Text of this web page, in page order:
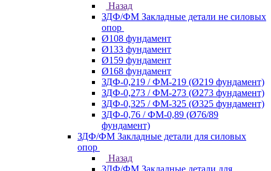
Назад
ЗДФ/ФМ Закладные детали не силовых
опор
Ø108 фундамент
Ø133 фундамент
Ø159 фундамент
Ø168 фундамент
ЗДФ-0,219 / ФМ-219 (Ø219 фундамент)
ЗДФ-0,273 / ФМ-273 (Ø273 фундамент)
ЗДФ-0,325 / ФМ-325 (Ø325 фундамент)
ЗДФ-0,76 / ФМ-0,89 (Ø76/89
фундамент)
ЗДФ/ФМ Закладные детали для силовых
опор
Назад
ЗДФ/ФМ Закладные детали для